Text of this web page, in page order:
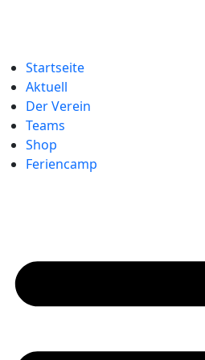
Startseite
Aktuell
Der Verein
Teams
Shop
Feriencamp